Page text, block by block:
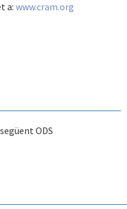
a: www.cram.org
ODS